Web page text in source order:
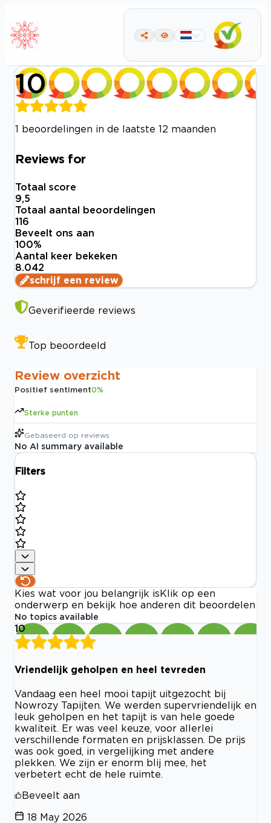
10
1 beoordelingen in de laatste 12 maanden
Reviews for
Totaal score
9,5
Totaal aantal beoordelingen
116
Beveelt ons aan
100%
Aantal keer bekeken
8.042
schrijf een review
Geverifieerde reviews
Top beoordeeld
Review overzicht
Positief sentiment0%
Sterke punten
Gebaseerd op reviews
No AI summary available
Filters
Kies wat voor jou belangrijk is Klik op een
onderwerp en bekijk hoe anderen dit beoordelen
No topics available
10
Vriendelijk geholpen en heel tevreden
Vandaag een heel mooi tapijt uitgezocht bij
Nowrozy Tapijten. We werden supervriendelijk en
leuk geholpen en het tapijt is van hele goede
kwaliteit. Er was veel keuze, voor allerlei
verschillende formaten en prijsklassen. De prijs
was ook goed, in vergelijking met andere
plekken. We zijn er enorm blij mee, het
verbetert echt de hele ruimte.
Beveelt aan
18 May 2026